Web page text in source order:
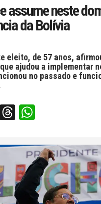
assume neste
da Bolívia
eleito, de 57 anos,
ajudou a implementar
no passado e
Facebook
Threads